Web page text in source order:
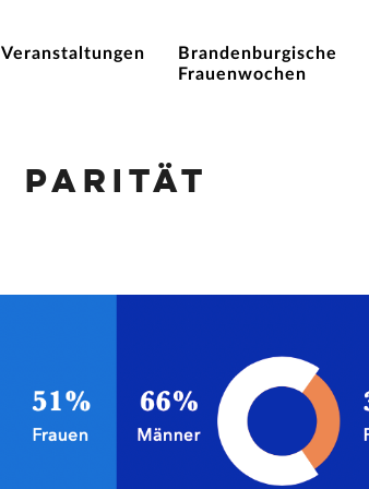
Veranstaltungen
Brandenburgische
Frauenwochen
Parität